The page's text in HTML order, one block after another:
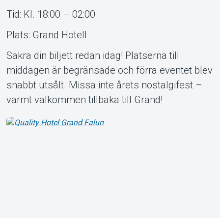
Tid: Kl. 18:00 – 02:00
Plats: Grand Hotell
Säkra din biljett redan idag! Platserna till
middagen är begränsade och förra eventet blev
snabbt utsålt. Missa inte årets nostalgifest –
varmt välkommen tillbaka till Grand!